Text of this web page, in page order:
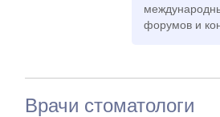
форумов и
Врачи стоматологи